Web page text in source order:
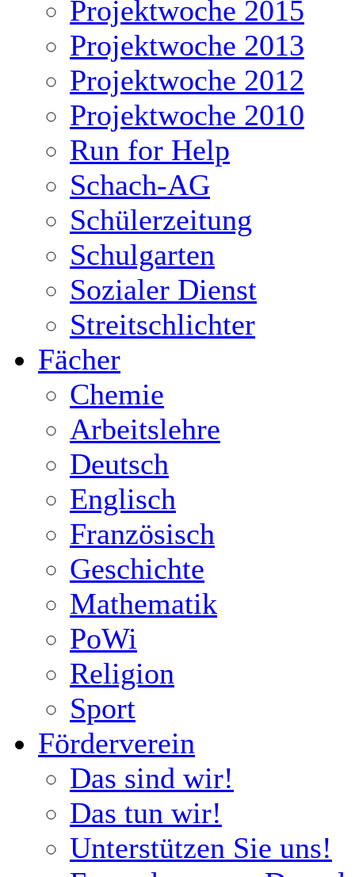
Projektwoche 2015
Projektwoche 2013
Projektwoche 2012
Projektwoche 2010
Run for Help
Schach-AG
Schülerzeitung
Schulgarten
Sozialer Dienst
Streitschlichter
Fächer
Chemie
Arbeitslehre
Deutsch
Englisch
Französisch
Geschichte
Mathematik
PoWi
Religion
Sport
Förderverein
Das sind wir!
Das tun wir!
Unterstützen Sie uns!